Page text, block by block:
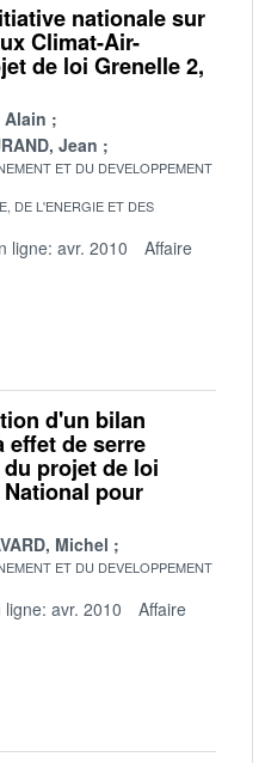
nationale sur
Climat-Air-
de loi Grenelle 2,
Alain
Jean
ET DU DEVELOPPEMENT
DE L'ENERGIE ET DES
ligne: avr. 2010
Affaire
d'un bilan
effet de serre
projet de loi
pour
Michel
ET DU DEVELOPPEMENT
ligne: avr. 2010
Affaire